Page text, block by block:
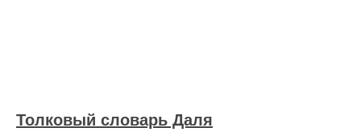
Толковый словарь Даля